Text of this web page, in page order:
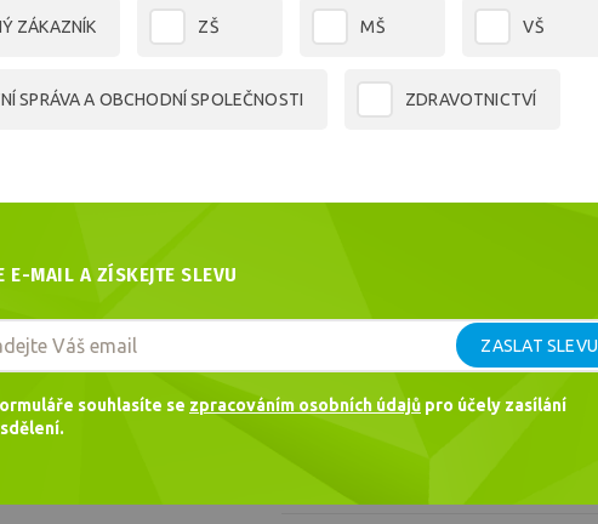
7,02 Kč
5,80 Kč bez DPH
1 404,00
Kód
Výrobce
ZÁKAZNÍK ZŠ MŠ VŠ
SPRÁVA A OBCHODNÍ SPOLEČNOSTI ZDRAVOTNICTVÍ
E-MAIL A ZÍSKEJTE SLEVU
ZASLAT SLEVU
souhlasíte se zpracováním osobních údajů pro účely zasílání